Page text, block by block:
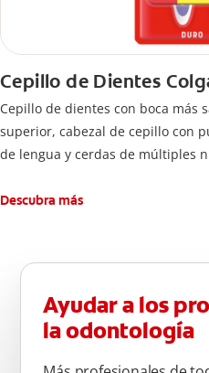
Cepillo de Dientes
Cepillo de dientes con boca más
superior, cabezal de cepillo con
de lengua y cerdas de múltiples
Descubra más
Ayudar a los
la odontología